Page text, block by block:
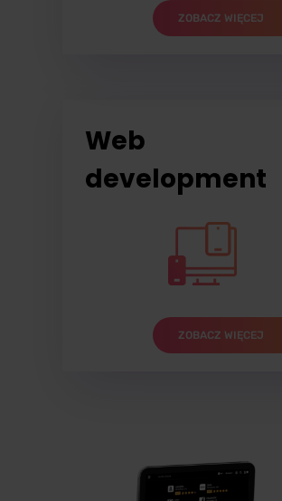
ZOBACZ WIĘCEJ
Web
development
ZOBACZ WIĘCEJ